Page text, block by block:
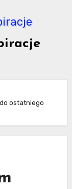
ostatniego